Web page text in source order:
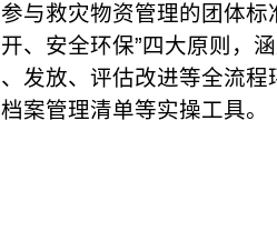
与救灾物资管理的团体标
、安全环保”四大原则，
发放、评估改进等全流
案管理清单等实操工具